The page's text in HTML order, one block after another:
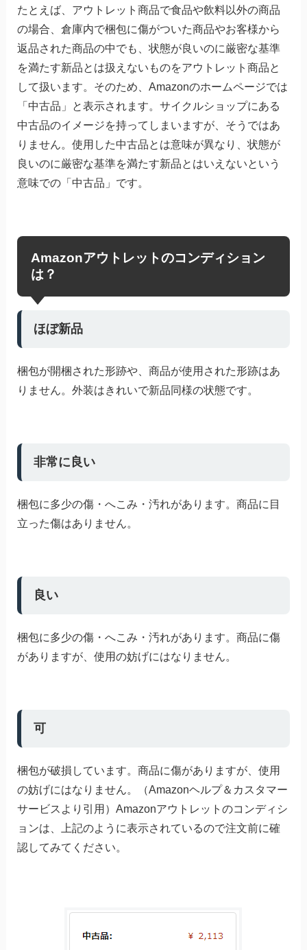
たとえば、アウトレット商品で食品や飲料以外の商品
の場合、倉庫内で梱包に傷がついた商品やお客様から
返品された商品の中でも、状態が良いのに厳密な基準
を満たす新品とは扱えないものをアウトレット商品と
して扱います。そのため、Amazonのホームページでは
「中古品」と表示されます。サイクルショップにある
中古品のイメージを持ってしまいますが、そうではあ
りません。使用した中古品とは意味が異なり、状態が
良いのに厳密な基準を満たす新品とはいえないという
意味での「中古品」です。
Amazonアウトレットのコンディション
は？
ほぼ新品
梱包が開梱された形跡や、商品が使用された形跡はあ
りません。外装はきれいで新品同様の状態です。
非常に良い
梱包に多少の傷・へこみ・汚れがあります。商品に目
立った傷はありません。
良い
梱包に多少の傷・へこみ・汚れがあります。商品に傷
がありますが、使用の妨げにはなりません。
可
梱包が破損しています。商品に傷がありますが、使用
の妨げにはなりません。（Amazonヘルプ＆カスタマー
サービスより引用）Amazonアウトレットのコンディシ
ョンは、上記のように表示されているので注文前に確
認してみてください。